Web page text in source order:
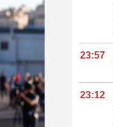
23:57
23:12